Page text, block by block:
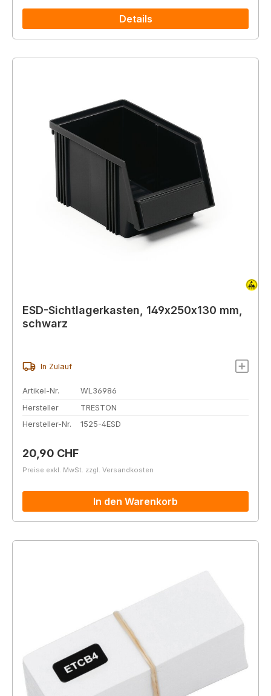
Details
ESD-Sichtlagerkasten, 149x250x130 mm,
schwarz
In Zulauf
Artikel-Nr.
WL36986
Hersteller
TRESTON
Hersteller-Nr.
1525-4ESD
Regulärer Preis:
20,90 CHF
Preise exkl. MwSt. zzgl. Versandkosten
In den Warenkorb